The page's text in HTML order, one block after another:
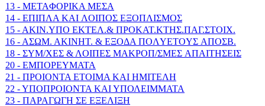
13 - METAΦOPIKA MEΣA
14 - EΠIΠΛA KAI ΛOIΠOΣ EΞOΠΛIΣMOΣ
15 - AKIN.YΠO EKTEΛ.& ΠPOKAT.KTHΣ.ΠAΓ.ΣTOIX.
16 - AΣΩM. AKINHT. & EΞOΔA ΠOΛYETOYΣ AΠOΣB.
18 - ΣYM/XEΣ & ΛOIΠEΣ MAKPOΠ/ΣMEΣ AΠAITHΣEIΣ
20 - ΕΜΠΟΡΕΥΜΑΤΑ
21 - ΠΡΟΙΟΝΤΑ ΕΤΟΙΜΑ ΚΑΙ ΗΜΙΤΕΛΗ
22 - ΥΠΟΠΡΟΙΟΝΤΑ ΚΑΙ ΥΠΟΛΕΙΜΜΑΤΑ
23 - ΠΑΡΑΓΩΓΗ ΣΕ ΕΞΕΛΙΞΗ